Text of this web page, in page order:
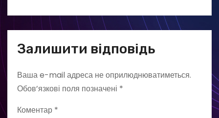
Залишити відповідь
Ваша e-mail адреса не оприлюднюватиметься.
Обов’язкові поля позначені *
Коментар *